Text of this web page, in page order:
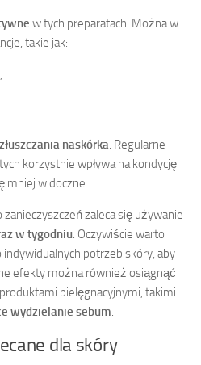
w tych preparatach. Można w
takie jak:
złuszczania naskórka. Regularne
korzystnie wpływa na kondycję
mniej widoczne.
zanieczyszczeń zaleca się używanie
w tygodniu. Oczywiście warto
potrzeb skóry, aby
efekty można również osiągnąć
pielęgnacyjnymi, takimi
wydzielanie sebum.
dla skóry